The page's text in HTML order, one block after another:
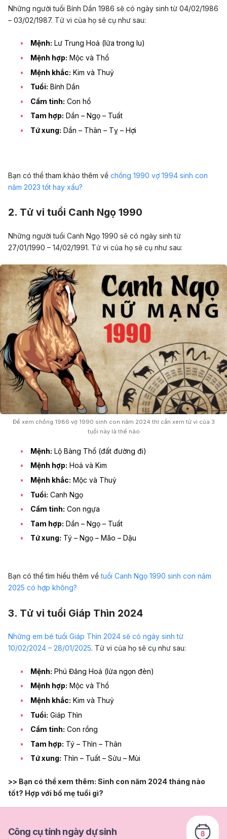
Những người tuổi Bính Dần 1986 sẽ có ngày sinh từ 04/02/1986
– 03/02/1987. Tử vi của họ sẽ cụ như sau:
Mệnh: Lư Trung Hoả (lửa trong lu)
Mệnh hợp: Mộc và Thổ
Mệnh khắc: Kim và Thuỷ
Tuổi: Bính Dần
Cầm tinh: Con hổ
Tam hợp: Dần – Ngọ – Tuất
Tứ xung: Dần – Thân – Tỵ – Hợi
Bạn có thể tham khảo thêm về chồng 1990 vợ 1994 sinh con
năm 2023 tốt hay xấu?
2. Tử vi tuổi Canh Ngọ 1990
Những người tuổi Canh Ngọ 1990 sẽ có ngày sinh từ
27/01/1990 – 14/02/1991. Tử vi của họ sẽ cụ như sau:
Để xem chồng 1986 vợ 1990 sinh con năm 2024 thì cần xem tử vi của 3
tuổi này là thế nào
Mệnh: Lộ Bàng Thổ (đất đường đi)
Mệnh hợp: Hoả và Kim
Mệnh khắc: Mộc và Thuỷ
Tuổi: Canh Ngọ
Cầm tinh: Con ngựa
Tam hợp: Dần – Ngọ – Tuất
Tứ xung: Tý – Ngọ – Mão – Dậu
Bạn có thể tìm hiểu thêm vềtuổi Canh Ngọ 1990 sinh con năm
2025 có hợp không?
3. Tử vi tuổi Giáp Thìn 2024
Những em bé tuổi Giáp Thìn 2024 sẽ có ngày sinh từ
10/02/2024 – 28/01/2025. Tử vi của họ sẽ cụ như sau:
Mệnh: Phú Đăng Hoả (lửa ngọn đèn)
Mệnh hợp: Mộc và Thổ
Mệnh khắc: Kim và Thuỷ
Tuổi: Giáp Thìn
Cầm tinh: Con rồng
Tam hợp: Tý – Thìn – Thân
Tứ xung: Thìn – Tuất – Sửu – Mùi
>> Bạn có thể xem thêm: Sinh con năm 2024 tháng nào
tốt? Hợp với bố mẹ tuổi gì?
Công cụ tính ngày dự sinh